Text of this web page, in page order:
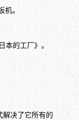
机。
的工厂》。
决了它所有的